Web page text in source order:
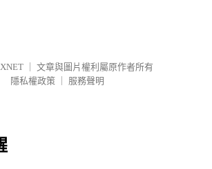
文章與圖片權利屬原作者所有
隱私權政策
服務聲明